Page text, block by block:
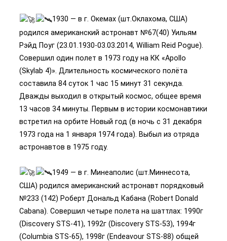
1930 — в г. Окемах (шт.Оклахома, США)
родился американский астронавт №67(40) Уильям
Рэйд Поуг (23.01.1930-03.03.2014, William Reid Pogue).
Совершил один полет в 1973 году на КК «Apollo
(Skylab 4)». Длительность космического полёта
составила 84 суток 1 час 15 минут 31 секунда.
Дважды выходил в открытый космос, общее время
13 часов 34 минуты. Первым в истории космонавтики
встретил на орбите Новый год (в ночь с 31 декабря
1973 года на 1 января 1974 года). Выбыл из отряда
астронавтов в 1975 году.
1949 — в г. Минеаполис (шт.Миннесота,
США) родился американский астронавт порядковый
№233 (142) Роберт Дональд Кабана (Robert Donald
Cabana). Совершил четыре полета на шаттлах: 1990г
(Discovery STS-41), 1992г (Discovery STS-53), 1994г
(Columbia STS-65), 1998г (Endeavour STS-88) общей